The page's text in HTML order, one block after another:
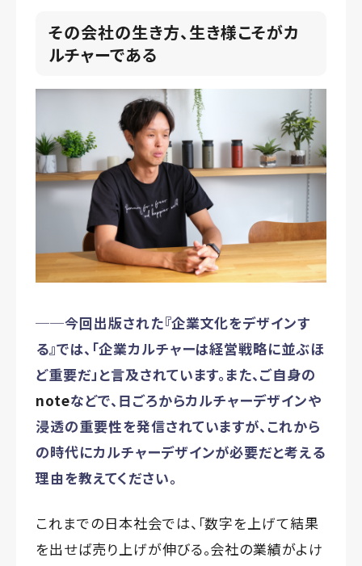
その会社の生き方、生き様こそがカ
ルチャーである
──今回出版された『企業文化をデザインす
る』では、「企業カルチャーは経営戦略に並ぶほ
ど重要だ」と言及されています。また、ご自身の
noteなどで、日ごろからカルチャーデザインや
浸透の重要性を発信されていますが、これから
の時代にカルチャーデザインが必要だと考える
理由を教えてください。
これまでの日本社会では、「数字を上げて結果
を出せば売り上げが伸びる。会社の業績がよけ